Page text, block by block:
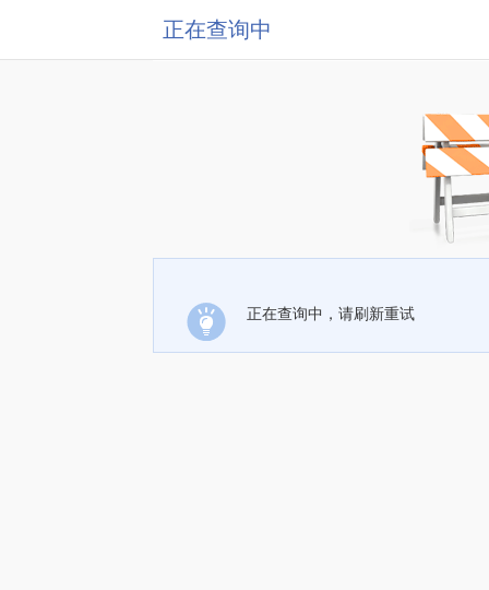
正在查询中
正在查询中，请刷新重试